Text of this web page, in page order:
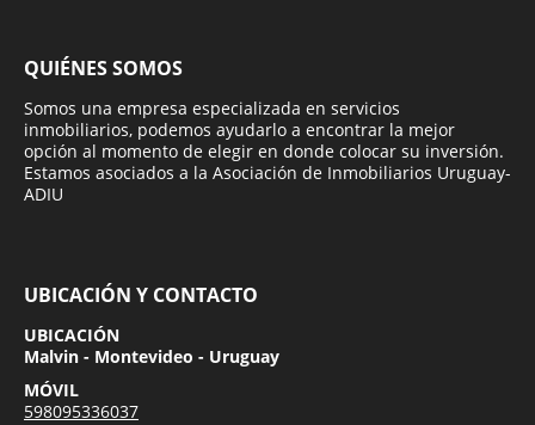
QUIÉNES SOMOS
Somos una empresa especializada en servicios
inmobiliarios, podemos ayudarlo a encontrar la mejor
opción al momento de elegir en donde colocar su inversión.
Estamos asociados a la Asociación de Inmobiliarios Uruguay-
ADIU
UBICACIÓN Y CONTACTO
UBICACIÓN
Malvin - Montevideo - Uruguay
MÓVIL
598095336037